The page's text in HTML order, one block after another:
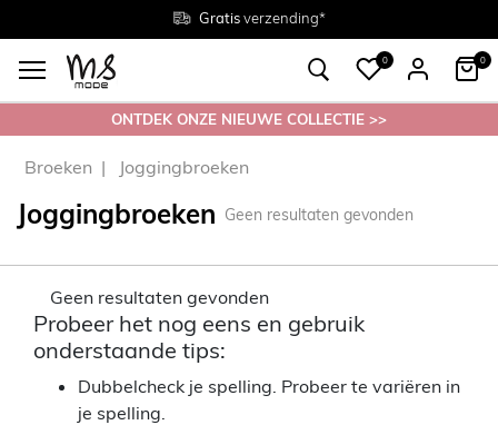
Gratisverzending*
Maten38 - 54
Gratisretourneren in de winkel
0 0
ONTDEK ONZE NIEUWE COLLECTIE >>
Broeken Joggingbroeken
Joggingbroeken Geen resultaten gevonden
Geen resultaten gevonden
Probeer het nog eens en gebruik
onderstaande tips:
Dubbelcheck je spelling. Probeer te variëren in
je spelling.